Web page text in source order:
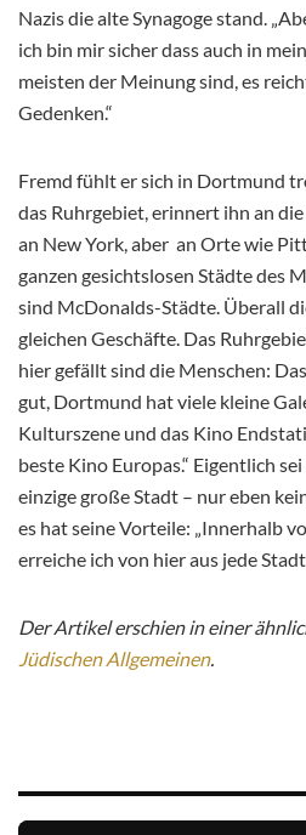
Nazis die alte Synagoge stand.
ich bin mir sicher dass auch in
meisten der Meinung sind, es
Gedenken.“
Fremd fühlt er sich in Dortmund
das Ruhrgebiet, erinnert ihn an
an New York, aber an Orte wie
ganzen gesichtslosen Städte des
sind McDonalds-Städte. Überall
gleichen Geschäfte. Das
hier gefällt sind die Menschen:
gut, Dortmund hat viele kleine
Kulturszene und das Kino
beste Kino Europas.“ Eigentlich
einzige große Stadt – nur eben
es hat seine Vorteile: „Innerhalb
erreiche ich von hier aus jede Stadt
Der Artikel erschien in einer
Jüdischen Allgemeinen.